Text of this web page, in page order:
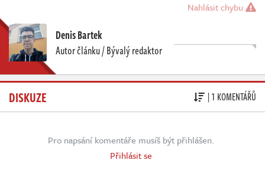
Nahlásit chybu
Denis Bartek
Autor článku / Bývalý redaktor
DISKUZE | 1 KOMENTÁŘŮ
Pro napsání komentáře musíš být přihlášen.
Přihlásit se